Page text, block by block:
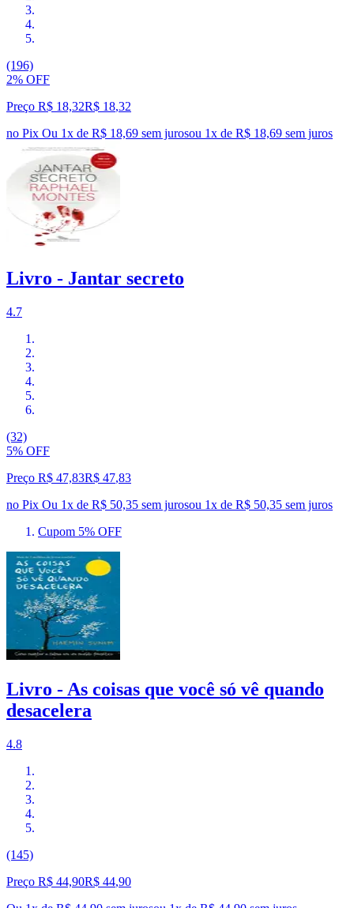
(196)
2% OFF
Preço R$ 18,32R$ 18,32
no Pix Ou 1x de R$ 18,69 sem jurosou 1x de R$ 18,69 sem juros
Livro - Jantar secreto
4.7
(32)
5% OFF
Preço R$ 47,83R$ 47,83
no Pix Ou 1x de R$ 50,35 sem jurosou 1x de R$ 50,35 sem juros
Cupom 5% OFF
Livro - As coisas que você só vê quando
desacelera
4.8
(145)
Preço R$ 44,90R$ 44,90